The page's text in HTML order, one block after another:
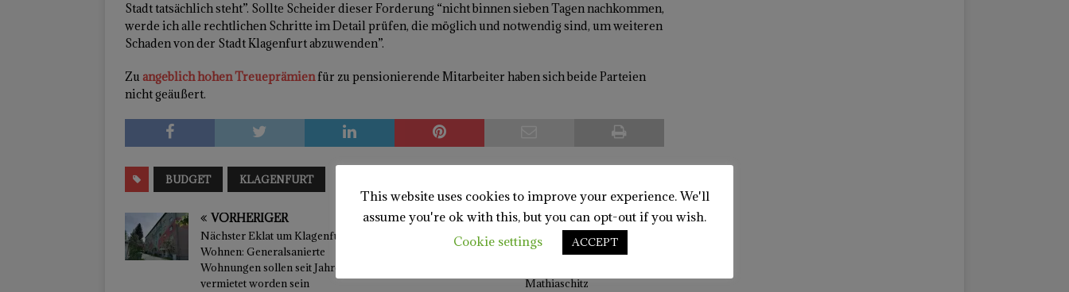
Stadt tatsächlich steht”. Sollte Scheider dieser Forderung “nicht binnen sieben Tagen nachkommen,
werde ich alle rechtlichen Schritte im Detail prüfen, die möglich und notwendig sind, um weiteren
Schaden von der Stadt Klagenfurt abzuwenden”.
Zu angeblich hohen Treueprämienfür zu pensionierende Mitarbeiter haben sich beide Parteien
nicht geäußert.
BUDGET KLAGENFURT
VORHERIGER
Nächster Eklat um Klagenfurt
Wohnen: Generalsanierte
Wohnungen sollen seit Jahren nicht
vermietet worden sein
NÄCHSTER
Unter Scheider stiegen
Personalausgaben der Stadt
Mathiaschitz
This website uses cookies to improve your experience. We'll
assume you're ok with this, but you can opt-out if you wish.
Cookie settings
ACCEPT